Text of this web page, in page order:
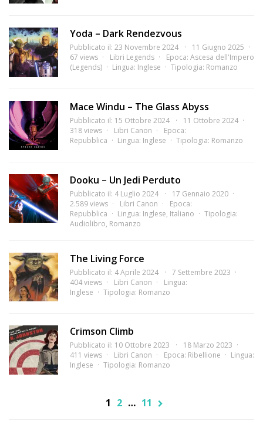
Yoda – Dark Rendezvous
Pubblicato il: 23 Novembre 2024
11 Giugno 2025
67 views
Libri Legends Epoca: Ascesa dell'Impero
(Legends)
Lingua: Inglese Tipologia: Romanzo
Mace Windu – The Glass Abyss
Pubblicato il: 15 Ottobre 2024
11 Ottobre 2024
318 views
Libri Canon
Epoca:
Repubblica
Lingua: Inglese Tipologia: Romanzo
Dooku – Un Jedi Perduto
Pubblicato il: 4 Luglio 2024
17 Gennaio 2020
2.589 views
Libri Canon
Epoca:
Repubblica
Lingua: Inglese, Italiano
Tipologia:
Audiolibro, Romanzo
The Living Force
Pubblicato il: 4 Aprile 2024
7 Settembre 2023
404 views
Libri Canon
Lingua:
Inglese
Tipologia: Romanzo
Crimson Climb
Pubblicato il: 10 Ottobre 2023
18 Marzo 2023
411 views
Libri Canon Epoca: Ribellione
Lingua:
Inglese
Tipologia: Romanzo
1 2 … 11